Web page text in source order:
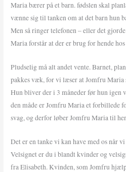
Maria bærer på et barn. fødslen skal
vænne sig til tanken om at det barn hun
Men så ringer telefonen – eller det
Maria forstår at der er brug for hende
Pludselig må alt andet vente. Barnet,
pakkes væk, for vi læser at Jomfru
Hun bliver der i 3 måneder før hun igen
den måde er Jomfru Maria et forbillede
svag, og derfor løber Jomfru Maria til
Det er en tanke vi kan have med os når
Velsignet er du i blandt kvinder og
fra Elisabeth. Kvinden, som Jomfru